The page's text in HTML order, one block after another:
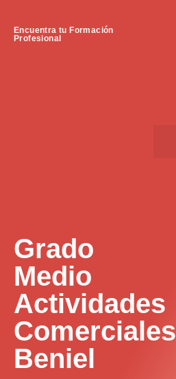
Encuentra tu Formación
Profesional
Grado
Medio
Actividades
Comerciales
Beniel